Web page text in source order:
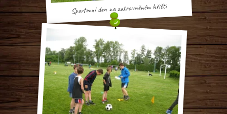
Sportovní den na zatravněném hřišti